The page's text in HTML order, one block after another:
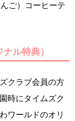
ご）コーヒーテ
ル特典）
クラブ会員の方
時にタイムズク
ワールドのオリ